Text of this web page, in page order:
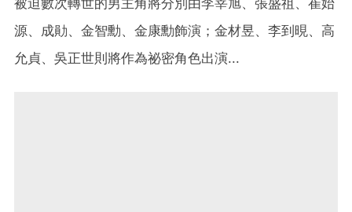
被迫數次轉世的男主角將分別由李宰旭、張盛祖、崔始
源、成勛、金智勳、金康勳飾演；金材昱、李到晛、高
允貞、吳正世則將作為祕密角色出演...